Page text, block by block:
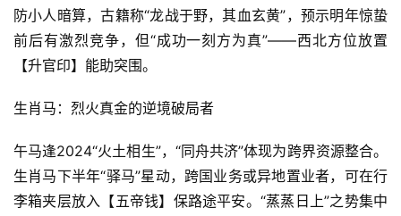
防小人暗算，古籍称“龙战于野，其血玄黄”，预示明年惊蛰
前后有激烈竞争，但“成功一刻方为真”——西北方位放置
【升官印】能助突围。
生肖马：烈火真金的逆境破局者
午马逢2024“火土相生”，“同舟共济”体现为跨界资源整合。
生肖马下半年“驿马”星动，跨国业务或异地置业者，可在行
李箱夹层放入【五帝钱】保路途平安。“蒸蒸日上”之势集中